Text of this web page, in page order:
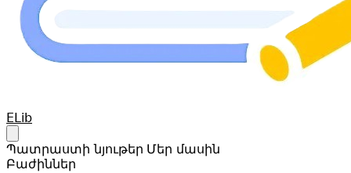
Your Company
ELib
Պատրաստի նյութեր Մեր մասին
Բաժիններ